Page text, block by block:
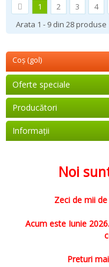
1 2 3
4
Arata 1 - 9 din 28 produse
Coş(gol)
Oferte speciale
Producători
Informaţii
Noi
Zeci de mii
Acum este Iunie
Preturi